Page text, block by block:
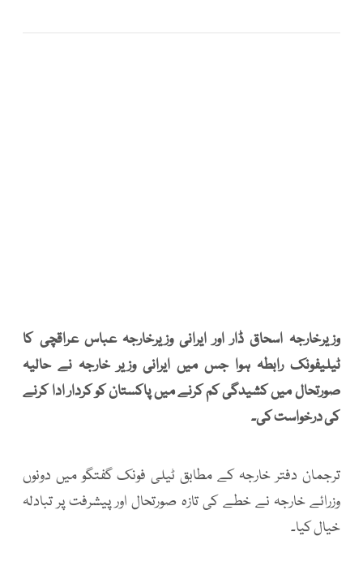
وزیرخارجہ اسحاق ڈار اور ایرانی وزیرخارجہ عباس عراقچی کا
ٹیلیفونک رابطہ ہوا جس میں ایرانی وزیر خارجہ نے حالیہ
صورتحال میں کشیدگی کم کرنے میں پاکستان کو کردار ادا کرنے
کی درخواست کی۔
ترجمان دفتر خارجہ کے مطابق ٹیلی فونک گفتگو میں دونوں
وزرائے خارجہ نے خطے کی تازہ صورتحال اور پیشرفت پر تبادلہ
خیال کیا۔